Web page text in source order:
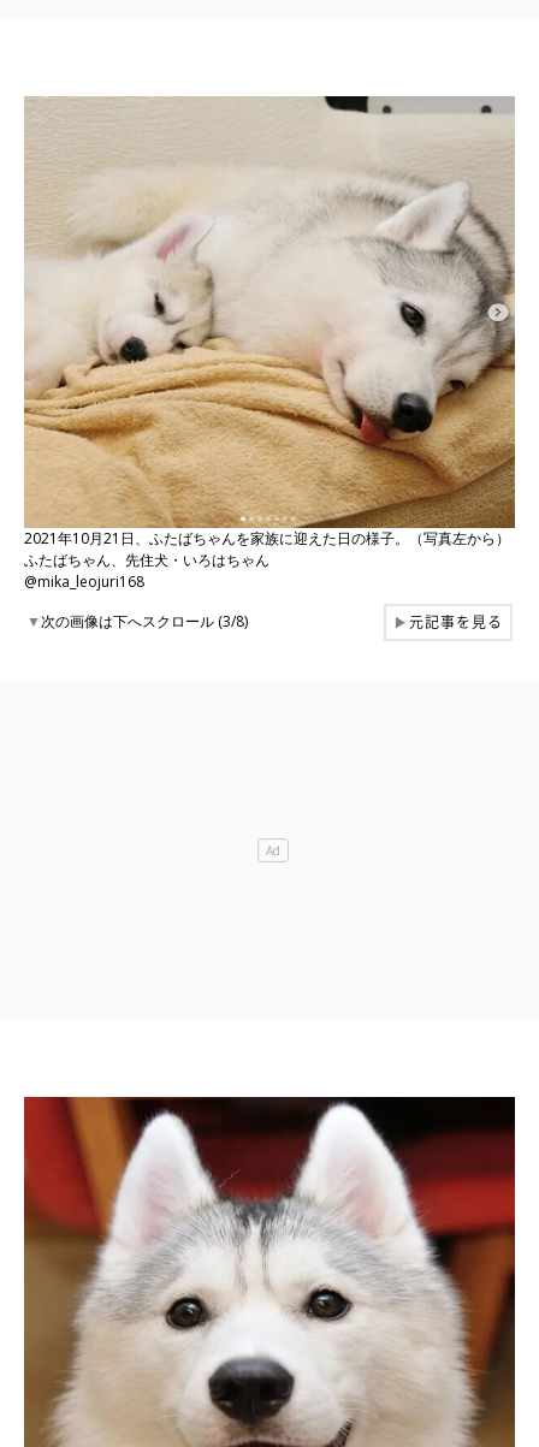
2021年10月21日、ふたばちゃんを家族に迎えた日の様子。（写真左から）
ふたばちゃん、先住犬・いろはちゃん
@mika_leojuri168
▼次の画像は下へスクロール (3/8) ▶元記事を見る